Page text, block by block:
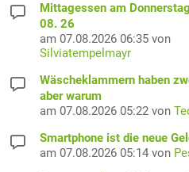
Mittagessen am
08. 26
am 07.08.2026 06:35 von
Silviatempelmayr
Wäscheklammern haben
aber warum
am 07.08.2026 05:22 von
Smartphone ist die neue
am 07.08.2026 05:14 von